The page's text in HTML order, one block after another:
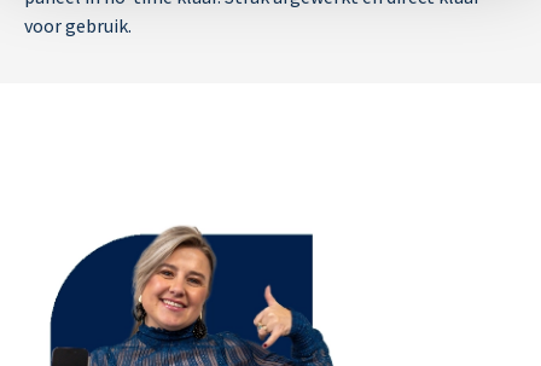
voor gebruik.